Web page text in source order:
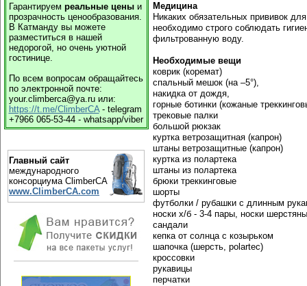
Гарантируем реальные ценыи
прозрачность ценообразования.
В Катманду вы можете
разместиться в нашей
недорогой, но очень уютной
гостинице.
По всем вопросам обращайтесь
по электронной почте:
your.climberca@ya.ru или:
https://t.me/ClimberCA- telegram
+7966 065-53-44 - whatsapp/viber
Главный сайт
международного
консорциума ClimberCA
www.ClimberCA.com
Медицина
Никаких обязательных прививок
необходимо строго соблюдать
фильтрованную воду.
Необходимые вещи
коврик (коремат)
спальный мешок (на –5°),
накидка от дождя,
горные ботинки (кожаные
трековые палки
большой рюкзак
куртка ветрозащитная (капрон)
штаны ветрозащитные (капрон)
куртка из полартека
штаны из полартека
брюки треккинговые
шорты
футболки / рубашки с длинным
носки х/б - 3-4 пары, носки
сандали
кепка от солнца с козырьком
шапочка (шерсть, polartec)
кроссовки
рукавицы
перчатки